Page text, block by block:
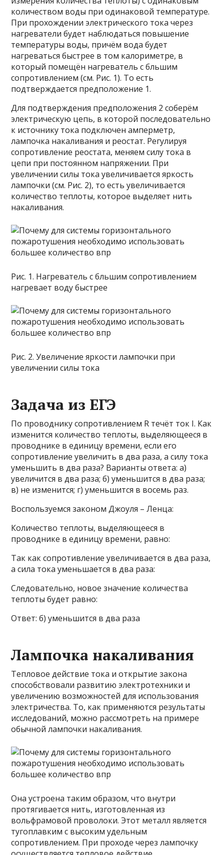
количеством воды при одинаковой температуре.
При прохождении электрического тока через
нагреватели будет наблюдаться повышение
температуры воды, причём вода будет
нагреваться быстрее в том калориметре, в
который помещён нагреватель с бльшим
сопротивлением (см. Рис. 1). То есть
подтверждается предположение 1.
Для подтверждения предположения 2 соберём
электрическую цепь, в которой последовательно
к источнику тока подключен амперметр,
лампочка накаливания и реостат. Регулируя
сопротивление реостата, меняем силу тока в
цепи при постоянном напряжении. При
увеличении силы тока увеличивается яркость
лампочки (см. Рис. 2), то есть увеличивается
количество теплоты, которое выделяет нить
накаливания.
Рис. 1. Нагреватель с бльшим сопротивлением
нагревает воду быстрее
Рис. 2. Увеличение яркости лампочки при
увеличении силы тока
Задача из ЕГЭ
По проводнику сопротивлением R течёт ток I. Как
изменится количество теплоты, выделяющееся в
проводнике в единицу времени, если его
сопротивление увеличить в два раза, а силу тока
уменьшить в два раза? Варианты ответа: а)
увеличится в два раза; б) уменьшится в два раза;
в) не изменится; г) уменьшится в восемь раз.
Воспользуемся законом Джоуля – Ленца:
Количество теплоты, выделяющееся в
проводнике в единицу времени, равно:
Так как сопротивление увеличивается в два раза,
а сила тока уменьшается в два раза:
Следовательно, новое значение количества
теплоты будет равно:
Ответ: б) уменьшится в два раза
Лампочка накаливания
Тепловое действие тока и открытие закона
способствовали развитию электротехники и
увеличению возможностей для использования
электричества. То, как применяются результаты
исследований, можно рассмотреть на примере
обычной лампочки накаливания.
Она устроена таким образом, что внутри
протягивается нить, изготовленная из
вольфрамовой проволоки. Этот металл является
тугоплавким с высоким удельным
сопротивлением. При проходе через лампочку